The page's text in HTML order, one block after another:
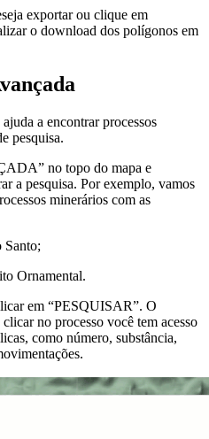
exportar ou clique em
o download dos polígonos em
ajuda a encontrar processos
pesquisa.
no topo do mapa e
a pesquisa. Por exemplo, vamos
minerários com as
Santo;
Ornamental.
em “PESQUISAR”. O
no processo você tem acesso
como número, substância,